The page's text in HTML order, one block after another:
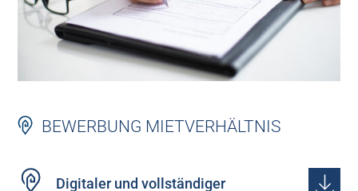
BEWERBUNG MIETVERHÄLTNIS
Digitaler und vollständiger